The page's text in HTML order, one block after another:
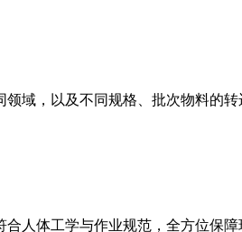
域，以及不同规格、批次物料的
人体工学与作业规范，全方位保障